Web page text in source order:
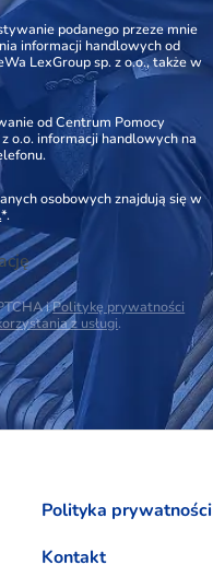
podanego przeze mnie
informacji handlowych od
LexGroup sp. z o.o., także w
od Centrum Pomocy
o.o. informacji handlowych na
osobowych znajdują się w
*.
iPolitykę prywatności
z usługi.
Polityka prywatności
Kontakt